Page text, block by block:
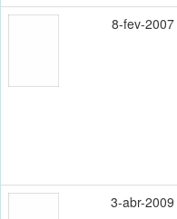
8-fev-2007
3-abr-2009